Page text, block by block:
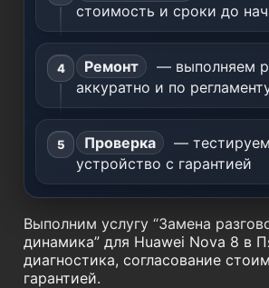
стоимость и сроки до
Ремонт
— выполняем
аккуратно и по
Проверка
—
устройство с гарантией
Выполним услугу “Замена
динамика” для Huawei Nova 8 в
диагностика, согласование
гарантией.